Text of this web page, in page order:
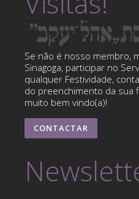
Se não é nosso membro,
Sinagoga, participar no
qualquer Festividade,
do preenchimento da sua
muito bem vindo(a)!
CONTACTAR